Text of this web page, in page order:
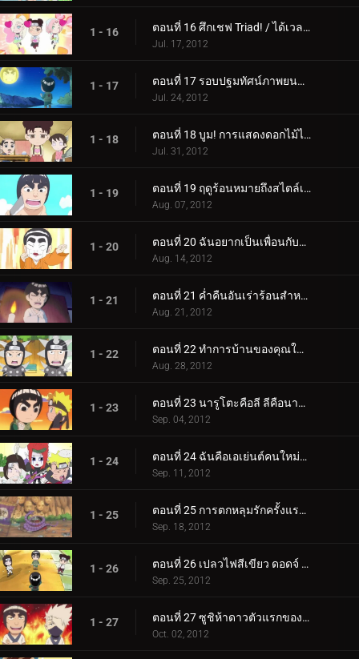
1 - 16 ตอนที่ 16 ศึกเชฟ Triad! / ได้เวลาลดเสียงอาจารย์กายแล้ว!
Jul. 17, 2012
1 - 17 ตอนที่ 17 รอบปฐมทัศน์ภาพยนตร์นารูโตะใหม่! / ไปดูหนังนารูโตะเรื่องใหม่กันเถอะ!
Jul. 24, 2012
1 - 18 ตอนที่ 18 บูม! การแสดงดอกไม้ไฟชิโนบิ! / ปัง! เท็นเท็นทำตัวแปลกๆ!
Jul. 31, 2012
1 - 19 ตอนที่ 19 ฤดูร้อนหมายถึงสไตล์เปลือกหอย! / สงครามแตงโม!
Aug. 07, 2012
1 - 20 ตอนที่ 20 ฉันอยากเป็นเพื่อนกับกาอาระ! / การจู่โจมของนักต้มตุ๋นร็อค ลี
Aug. 14, 2012
1 - 21 ตอนที่ 21 ค่ำคืนอันเร่าร้อนสำหรับเรื่องราวอันแสนผ่อนคลาย / น้ำตาของโฮคาเงะไม่ได้มีไว้เพื่อการตกแต่ง
Aug. 21, 2012
1 - 22 ตอนที่ 22 ทำการบ้านของคุณในนาทีสุดท้ายเสมอ! / ห้อง 3-ลี! พวกเราคือทีม Guy!
Aug. 28, 2012
1 - 23 ตอนที่ 23 นารูโตะคือลี ลีคือนารูโตะ! / ฉันใฝ่ฝันที่จะพาเก้าหางไปเดินเล่น!
Sep. 04, 2012
1 - 24 ตอนที่ 24 ฉันคือเอเย่นต์คนใหม่ของไซ / ชนะใจเลดี้ซึนาเดะ!
Sep. 11, 2012
1 - 25 ตอนที่ 25 การตกหลุมรักครั้งแรกของกาอาระ! / ของขวัญจากโอโรจิมารุ!
Sep. 18, 2012
1 - 26 ตอนที่ 26 เปลวไฟสีเขียว ดอดจ์ ลี! / ชายผู้ใช่บอกว่าไม่!
Sep. 25, 2012
1 - 27 ตอนที่ 27 ซูชิห้าดาวตัวแรกของฉัน! / มิตรภาพ ความพยายาม และชัยชนะ!
Oct. 02, 2012